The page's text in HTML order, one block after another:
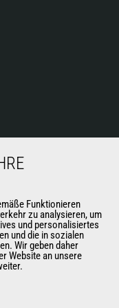
Funktionieren
zu analysieren, um
und personalisiertes
und die in sozialen
Wir geben daher
Website an unsere